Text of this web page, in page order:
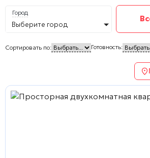
Город
Выберите город
Сортировать по: Готовность: